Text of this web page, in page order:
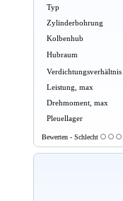
Typ
Zylinderbohrung
Kolbenhub
Hubraum
Verdichtungsverhältnis
Leistung, max
Drehmoment, max
Pleuellager
Bewerten - Schlecht